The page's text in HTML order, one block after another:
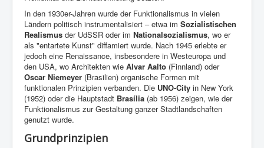
In den 1930er-Jahren wurde der Funktionalismus in vielen
Ländern politisch instrumentalisiert – etwa im Sozialistischen
Realismus der UdSSR oder im Nationalsozialismus, wo er
als "entartete Kunst" diffamiert wurde. Nach 1945 erlebte er
jedoch eine Renaissance, insbesondere in Westeuropa und
den USA, wo Architekten wie Alvar Aalto (Finnland) oder
Oscar Niemeyer (Brasilien) organische Formen mit
funktionalen Prinzipien verbanden. Die UNO-City in New York
(1952) oder die Hauptstadt Brasília (ab 1956) zeigen, wie der
Funktionalismus zur Gestaltung ganzer Stadtlandschaften
genutzt wurde.
Grundprinzipien